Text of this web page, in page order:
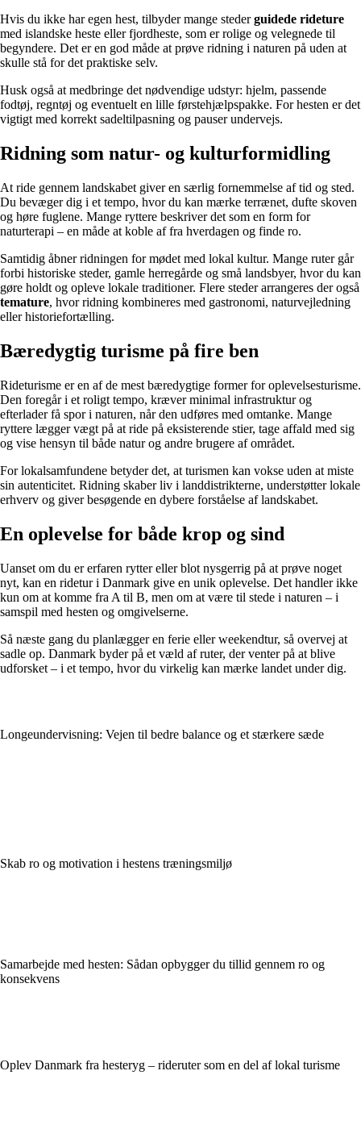
Hvis du ikke har egen hest, tilbyder mange stederguidede rideture
med islandske heste eller fjordheste, som er rolige og velegnede til
begyndere. Det er en god måde at prøve ridning i naturen på uden at
skulle stå for det praktiske selv.
Husk også at medbringe det nødvendige udstyr: hjelm, passende
fodtøj, regntøj og eventuelt en lille førstehjælpspakke. For hesten er det
vigtigt med korrekt sadeltilpasning og pauser undervejs.
Ridning som natur- og kulturformidling
At ride gennem landskabet giver en særlig fornemmelse af tid og sted.
Du bevæger dig i et tempo, hvor du kan mærke terrænet, dufte skoven
og høre fuglene. Mange ryttere beskriver det som en form for
naturterapi – en måde at koble af fra hverdagen og finde ro.
Samtidig åbner ridningen for mødet med lokal kultur. Mange ruter går
forbi historiske steder, gamle herregårde og små landsbyer, hvor du kan
gøre holdt og opleve lokale traditioner. Flere steder arrangeres der også
temature, hvor ridning kombineres med gastronomi, naturvejledning
eller historiefortælling.
Bæredygtig turisme på fire ben
Rideturisme er en af de mest bæredygtige former for oplevelsesturisme.
Den foregår i et roligt tempo, kræver minimal infrastruktur og
efterlader få spor i naturen, når den udføres med omtanke. Mange
ryttere lægger vægt på at ride på eksisterende stier, tage affald med sig
og vise hensyn til både natur og andre brugere af området.
For lokalsamfundene betyder det, at turismen kan vokse uden at miste
sin autenticitet. Ridning skaber liv i landdistrikterne, understøtter lokale
erhverv og giver besøgende en dybere forståelse af landskabet.
En oplevelse for både krop og sind
Uanset om du er erfaren rytter eller blot nysgerrig på at prøve noget
nyt, kan en ridetur i Danmark give en unik oplevelse. Det handler ikke
kun om at komme fra A til B, men om at være til stede i naturen – i
samspil med hesten og omgivelserne.
Så næste gang du planlægger en ferie eller weekendtur, så overvej at
sadle op. Danmark byder på et væld af ruter, der venter på at blive
udforsket – i et tempo, hvor du virkelig kan mærke landet under dig.
Longeundervisning: Vejen til bedre balance og et stærkere sæde
Skab ro og motivation i hestens træningsmiljø
Samarbejde med hesten: Sådan opbygger du tillid gennem ro og
konsekvens
Oplev Danmark fra hesteryg – rideruter som en del af lokal turisme